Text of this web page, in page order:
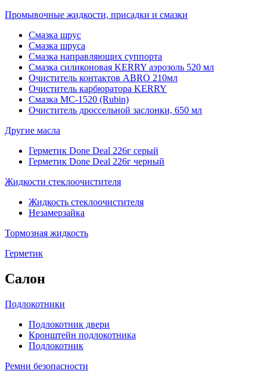
Промывочные жидкости, присадки и смазки
Смазка шрус
Смазка шруса
Смазка направляющих суппорта
Смазка силиконовая KERRY аэрозоль 520 мл
Очиститель контактов ABRO 210мл
Очиститель карбюратора KERRY
Смазка МС-1520 (Rubin)
Очиститель дроссельной заслонки, 650 мл
Другие масла
Герметик Done Deal 226г серый
Герметик Done Deal 226г черный
Жидкости стеклоочистителя
Жидкость стеклоочистителя
Незамерзайка
Тормозная жидкость
Герметик
Салон
Подлокотники
Подлокотник двери
Кронштейн подлокотника
Подлокотник
Ремни безопасности